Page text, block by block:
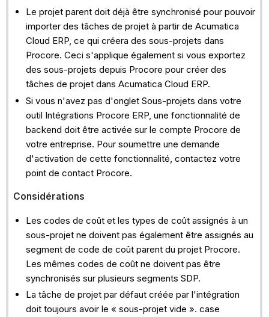
Le projet parent doit déjà être synchronisé pour pouvoir
importer des tâches de projet à partir de Acumatica
Cloud ERP, ce qui créera des sous-projets dans
Procore. Ceci s'applique également si vous exportez
des sous-projets depuis Procore pour créer des
tâches de projet dans Acumatica Cloud ERP.
Si vous n'avez pas d'onglet Sous-projets dans votre
outil Intégrations Procore ERP, une fonctionnalité de
backend doit être activée sur le compte Procore de
votre entreprise. Pour soumettre une demande
d'activation de cette fonctionnalité, contactez votre
point de contact Procore.
Considérations
Les codes de coût et les types de coût assignés à un
sous-projet ne doivent pas également être assignés au
segment de code de coût parent du projet Procore.
Les mêmes codes de coût ne doivent pas être
synchronisés sur plusieurs segments SDP.
La tâche de projet par défaut créée par l'intégration
doit toujours avoir le « sous-projet vide ». case